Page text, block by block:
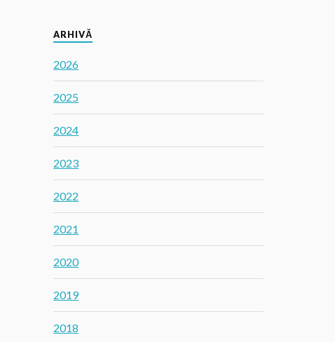
ARHIVĂ
2026
2025
2024
2023
2022
2021
2020
2019
2018